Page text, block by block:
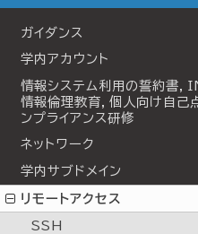
ガイダンス
学内アカウント
情報システム利用の誓約書
情報倫理教育，個人向け自己
ンプライアンス研修
ネットワーク
学内サブドメイン
リモートアクセス
SSH